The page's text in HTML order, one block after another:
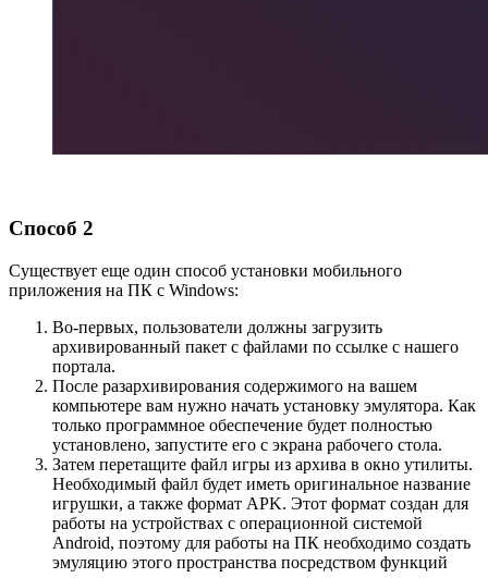
Способ 2
Существует еще один способ установки мобильного
приложения на ПК с Windows:
Во-первых, пользователи должны загрузить
архивированный пакет с файлами по ссылке с нашего
портала.
После разархивирования содержимого на вашем
компьютере вам нужно начать установку эмулятора. Как
только программное обеспечение будет полностью
установлено, запустите его с экрана рабочего стола.
Затем перетащите файл игры из архива в окно утилиты.
Необходимый файл будет иметь оригинальное название
игрушки, а также формат APK. Этот формат создан для
работы на устройствах с операционной системой
Android, поэтому для работы на ПК необходимо создать
эмуляцию этого пространства посредством функций